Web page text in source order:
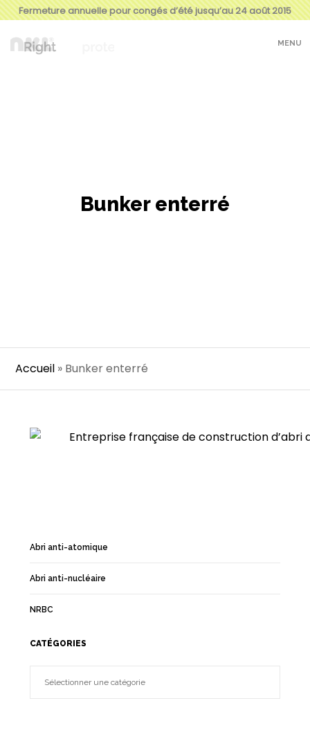
Fermeture annuelle pour congés d’été jusqu’au 24 août 2015
MENU
Bunker enterré
Accueil » Bunker enterré
Abri anti-atomique
Abri anti-nucléaire
NRBC
CATÉGORIES